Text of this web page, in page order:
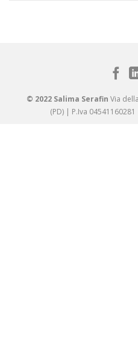
© 2022 Salima Serafin Via
(PD) | P.Iva 04541160281